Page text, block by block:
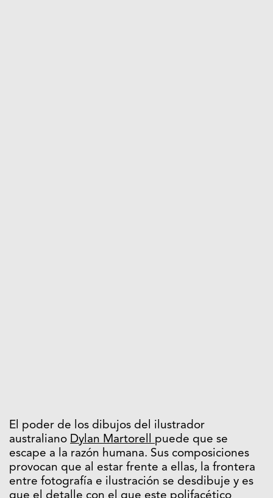
El poder de los dibujos del ilustrador
australiano Dylan Martorell puede que se
escape a la razón humana. Sus composiciones
provocan que al estar frente a ellas, la frontera
entre fotografía e ilustración se desdibuje y es
que el detalle con el que este polifacético